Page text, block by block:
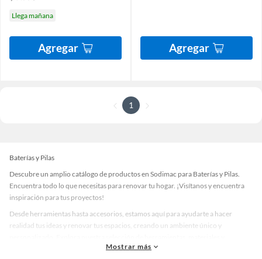
Llega mañana
Agregar Agregar
1
Baterías y Pilas
Descubre un amplio catálogo de productos en Sodimac para Baterías y Pilas.
Encuentra todo lo que necesitas para renovar tu hogar. ¡Visítanos y encuentra
inspiración para tus proyectos!
Desde herramientas hasta accesorios, estamos aquí para ayudarte a hacer
realidad tus ideas y renovar tus espacios, creando un ambiente único y
accesorios de calidad que te ayudarán a crear un espacio más tú.
Mostrar más